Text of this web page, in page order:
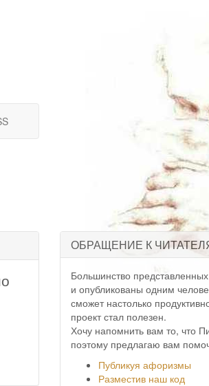
ОБРАЩЕНИЕ К
Большинство
и опубликованы одним
сможет настолько
проект стал полезен.
Хочу напомнить вам то, что
поэтому предлагаю вам
Публикуя афоризмы
Разместив наш код